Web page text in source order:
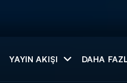
YAYIN AKIŞI DAHA